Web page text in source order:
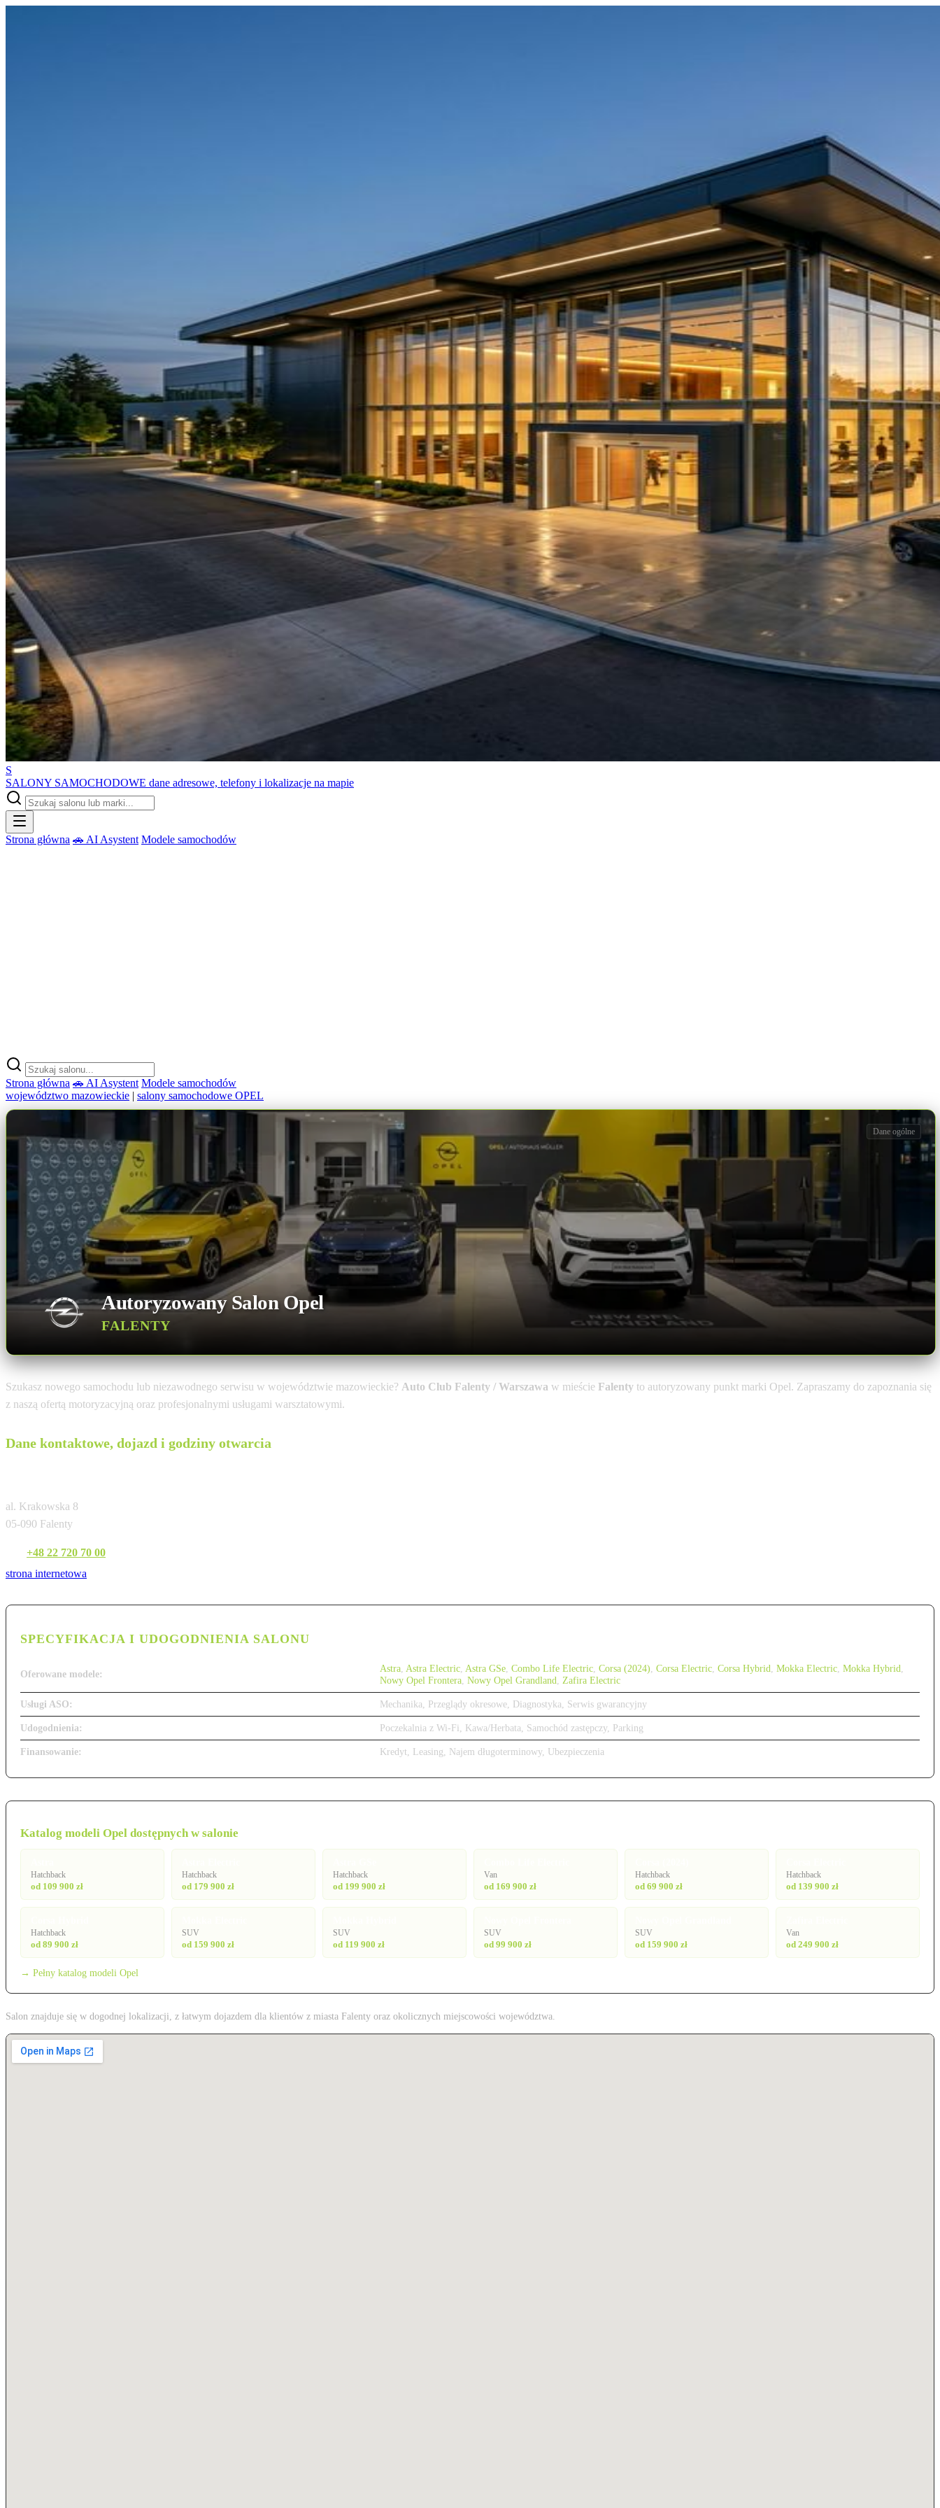
S
SALONY SAMOCHODOWE dane adresowe, telefony i lokalizacje na mapie
Strona główna 🚗 AI Asystent Modele samochodów
Strona główna 🚗 AI Asystent Modele samochodów
województwo mazowieckie | salony samochodowe OPEL
Autoryzowany Salon Opel
FALENTY
Dane ogólne
Szukasz nowego samochodu lub niezawodnego serwisu w województwie mazowieckie? Auto Club Falenty / Warszawa w mieście Falenty to autoryzowany punkt marki Opel. Zapraszamy do zapoznania się
z naszą ofertą motoryzacyjną oraz profesjonalnymi usługami warsztatowymi.
Dane kontaktowe, dojazd i godziny otwarcia
al. Krakowska 8
05-090 Falenty
+48 22 720 70 00
strona internetowa
SPECYFIKACJA I UDOGODNIENIA SALONU
Oferowane modele: Astra Astra Electric Astra GSe Combo Life Electric Corsa (2024) Corsa Electric Corsa Hybrid Mokka Electric Mokka Hybrid
Nowy Opel Frontera Nowy Opel Grandland Zafira Electric
Usługi ASO: Mechanika, Przeglądy okresowe, Diagnostyka, Serwis gwarancyjny
Udogodnienia: Poczekalnia z Wi-Fi, Kawa/Herbata, Samochód zastępczy, Parking
Finansowanie: Kredyt, Leasing, Najem długoterminowy, Ubezpieczenia
Katalog modeli Opel dostępnych w salonie
Hatchback
od 109 900 zł
Hatchback
od 179 900 zł
Hatchback
od 199 900 zł
Van
od 169 900 zł
Hatchback
od 69 900 zł
Hatchback
od 139 900 zł
Hatchback
od 89 900 zł
SUV
od 159 900 zł
SUV
od 119 900 zł
SUV
od 99 900 zł
SUV
od 159 900 zł
Van
od 249 900 zł
→ Pełny katalog modeli Opel
Salon znajduje się w dogodnej lokalizacji, z łatwym dojazdem dla klientów z miasta Falenty oraz okolicznych miejscowości województwa.